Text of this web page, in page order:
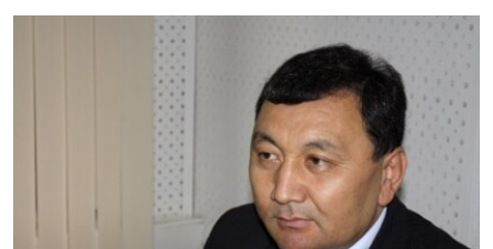
ЫҢГАЙСЫЗ СУРООЛОР
ЭЕ/АРнун бардык сайттары